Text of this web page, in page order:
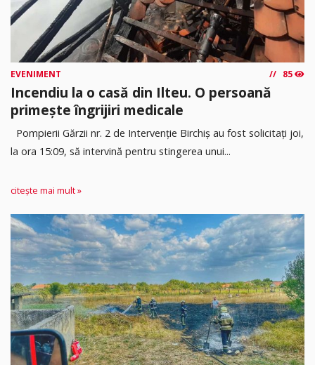
EVENIMENT 85
Incendiu la o casă din Ilteu. O persoană
primește îngrijiri medicale
Pompierii Gărzii nr. 2 de Intervenție Birchiș au fost solicitați joi,
la ora 15:09, să intervină pentru stingerea unui...
citește mai mult »